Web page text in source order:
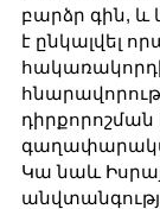
բարձր գին, և
է ընկալվել
դիրքորոշման
Կա նաև